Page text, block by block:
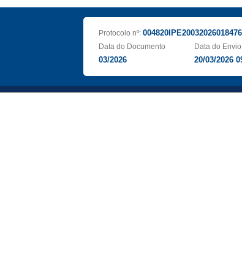
Protocolo nº:
Data do Documento
03/2026
Data do Envio
20/03/2026